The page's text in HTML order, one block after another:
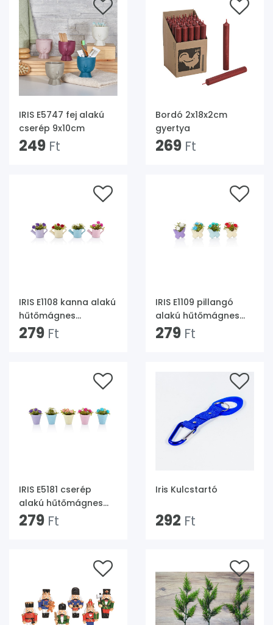
IRIS E5747 fej alakú
cserép 9x10cm
249 Ft
Bordó 2x18x2cm
gyertya
269 Ft
IRIS E1108 kanna alakú
hűtőmágnes
művirággal 11x10cm
279 Ft
IRIS E1109 pillangó
alakú hűtőmágnes
művirággal 8x8cm
279 Ft
IRIS E5181 cserép
alakú hűtőmágnes
művirággal 6x10cm
279 Ft
Iris Kulcstartó
292 Ft